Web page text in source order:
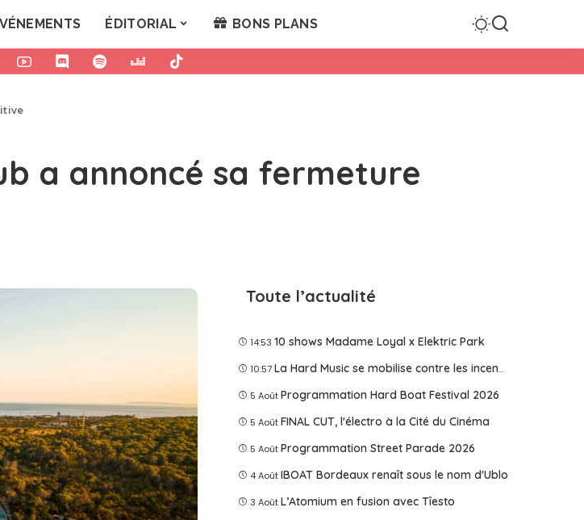
ÉDITORIAL BONS PLANS
a annoncé sa fermeture
Toute l’actualité
14:53 10 shows Madame Loyal x Elektric Park
10:57 La Hard Music se mobilise contre les incendies
5 Août Programmation Hard Boat Festival 2026
5 Août FINAL CUT, l'électro à la Cité du Cinéma
5 Août Programmation Street Parade 2026
4 Août IBOAT Bordeaux renaît sous le nom d'Ublo
3 Août L’Atomium en fusion avec Tîesto